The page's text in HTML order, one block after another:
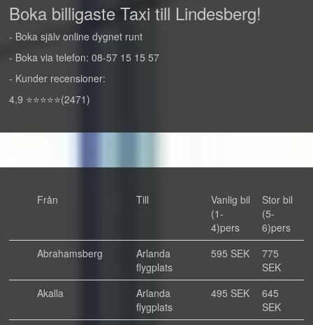
Boka billigaste Taxi till Lindesberg!
- Boka själv online dygnet runt
- Boka via telefon: 08-57 15 15 57
- Kunder recensioner:
4,9 ⭐⭐⭐⭐⭐(2471)
Från Till
Vanlig bil
(1-
4)pers
Stor bil
(5-
6)pers
Abrahamsberg
Arlanda
flygplats
595 SEK
775
SEK
Akalla
Arlanda
flygplats
495 SEK
645
SEK